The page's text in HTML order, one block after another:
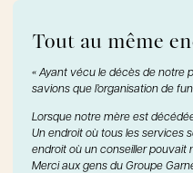
Tout au même
« Ayant vécu le décès de notre
savions que l’organisation de
Lorsque notre mère est
Un endroit où tous les services
endroit où un conseiller pouvait
Merci aux gens du Groupe